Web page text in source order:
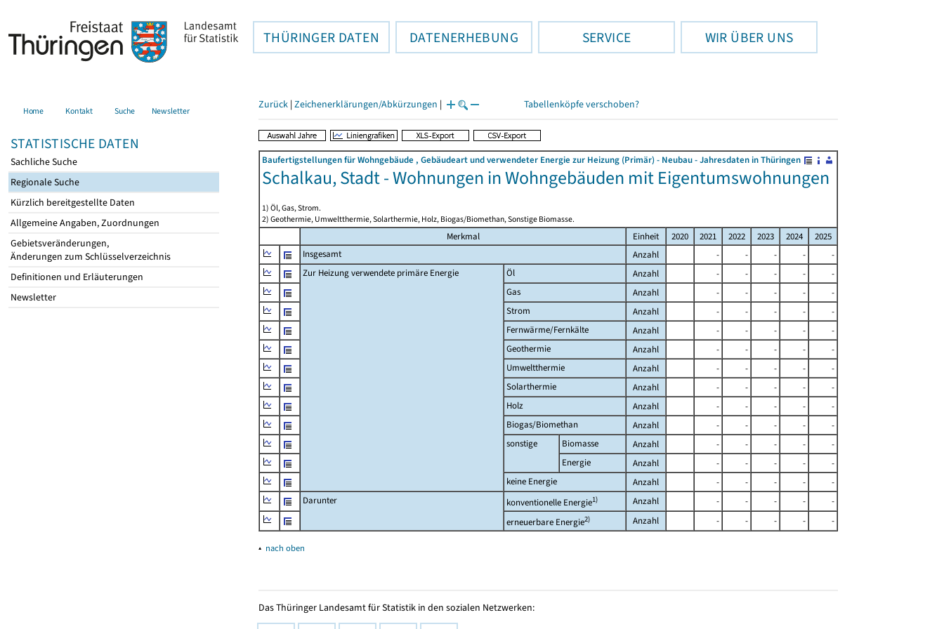
THÜRINGER DATEN DATENERHEBUNG SERVICE WIR ÜBER UNS
Home Kontakt Suche Newsletter
STATISTISCHE DATEN
Sachliche Suche
Regionale Suche
Kürzlich bereitgestellte Daten
Allgemeine Angaben, Zuordnungen
Gebietsveränderungen,
Änderungen zum Schlüsselverzeichnis
Definitionen und Erläuterungen
Newsletter
Zurück | Zeichenerklärungen/Abkürzungen | Tabellenköpfe verschoben?
Baufertigstellungen für Wohngebäude , Gebäudeart und verwendeter Energie zur Heizung (Primär) - Neubau - Jahresdaten in Thüringen
Schalkau, Stadt - Wohnungen in Wohngebäuden mit Eigentumswohnungen
1) Öl, Gas, Strom.
2) Geothermie, Umweltthermie, Solarthermie, Holz, Biogas/Biomethan, Sonstige Biomasse.
Merkmal Einheit 2020 2021 2022 2023 2024
2025
Insgesamt
Anzahl - - - -
-
Zur Heizung verwendete primäre Energie
Öl Anzahl - - - -
-
Gas
Anzahl - - - -
-
Strom
Anzahl - - - -
-
Fernwärme/Fernkälte
Anzahl - - - -
-
Geothermie
Anzahl - - - -
-
Umweltthermie
Anzahl - - - -
-
Solarthermie
Anzahl - - - -
-
Holz
Anzahl - - - -
-
Biogas/Biomethan
Anzahl - - - -
-
sonstige
Biomasse Anzahl - - - -
-
Energie
Anzahl - - - -
-
keine Energie
Anzahl - - - -
-
Darunter
konventionelle Energie1) Anzahl - - - -
-
erneuerbare Energie2) Anzahl - - - - -
▴ nach oben
Das Thüringer Landesamt für Statistik in den sozialen Netzwerken: